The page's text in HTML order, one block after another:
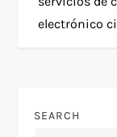
s
n
electrónico
SEARCH